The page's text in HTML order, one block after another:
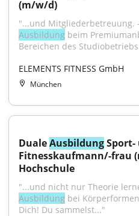
(m/w/d)
Ausbildung beim
Bereichen des
ELEMENTS FITNESS GmbH
München
Duale Ausbildung Sport-
Fitnesskaufmann/-frau
Hochschule
Ausbildung bei
Dich! Du sammelst..."